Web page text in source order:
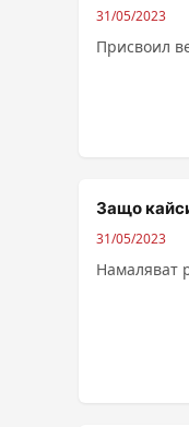
31/05/2023
Присвоил
Защо
31/05/2023
Намаляват